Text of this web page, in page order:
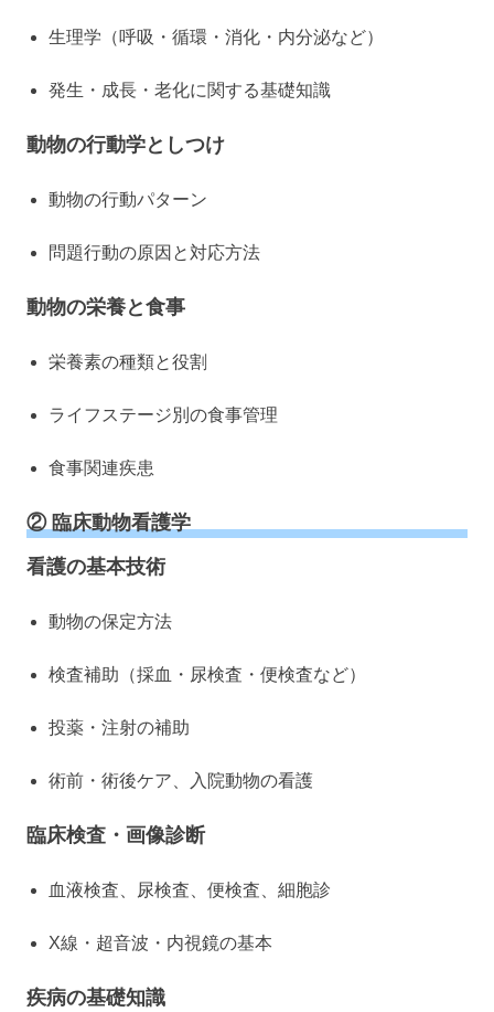
生理学（呼吸・循環・消化・内分泌など）
発生・成長・老化に関する基礎知識
動物の行動学としつけ
動物の行動パターン
問題行動の原因と対応方法
動物の栄養と食事
栄養素の種類と役割
ライフステージ別の食事管理
食事関連疾患
② 臨床動物看護学
看護の基本技術
動物の保定方法
検査補助（採血・尿検査・便検査など）
投薬・注射の補助
術前・術後ケア、入院動物の看護
臨床検査・画像診断
血液検査、尿検査、便検査、細胞診
X線・超音波・内視鏡の基本
疾病の基礎知識